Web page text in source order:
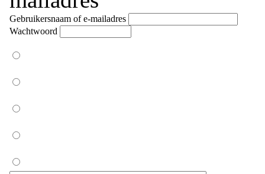
Gebruikersnaam of e-mailadres
Wachtwoord